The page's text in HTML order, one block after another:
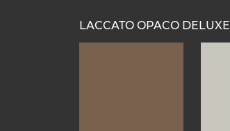
LACCATO OPACO DELUXE